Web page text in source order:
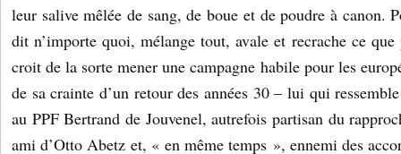
leur salive mêlée de sang, de boue et de poudre à canon.
dit n’importe quoi, mélange tout, avale et recrache ce
croit de la sorte mener une campagne habile pour les
de sa crainte d’un retour des années 30 – lui qui
au PPF Bertrand de Jouvenel, autrefois partisan du
ami d’Otto Abetz et, « en même temps », ennemi des